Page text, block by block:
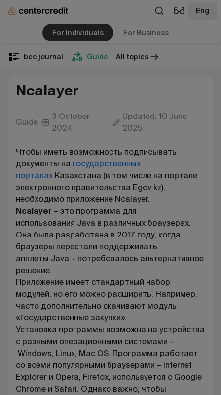
Eng
For Individuals For Business
bcc journal Guide All topics
Ncalayer
Guide
3 October
2024
Updated: 10 June
2025
Чтобы иметь возможность подписывать
документы на государственных
порталах Казахстана (в том числе на портале
электронного правительства Egov.kz),
необходимо приложение Ncalayer.
Ncalayer – это программа для
использования Java в различных браузерах.
Она была разработана в 2017 году, когда
браузеры перестали поддерживать
апплеты Java – потребовалось альтернативное
решение.
Приложение имеет стандартный набор
модулей, но его можно расширить. Например,
часто дополнительно скачивают модуль
«Государственные закупки».
Установка программы возможна на устройства
с разными операционными системами –
Windows, Linuх, Mac OS. Программа работает
со всеми популярными браузерами – Internet
Explorer и Opera, Firefox, используется с Google
Chrome и Safari. Однако важно, чтобы